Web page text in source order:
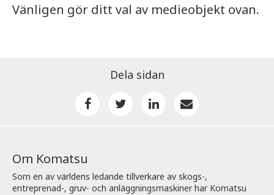
Vänligen gör ditt val av medieobjekt ovan.
Dela sidan
Om Komatsu
Som en av världens ledande tillverkare av skogs-,
entreprenad-, gruv- och anläggningsmaskiner har Komatsu